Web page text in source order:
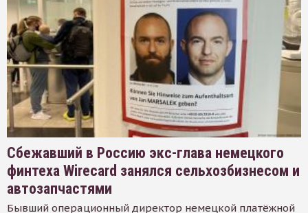
Сбежавший в Россию экс-глава немецкого
финтеха Wirecard занялся сельхозбизнесом и
автозапчастями
Бывший операционный директор немецкой платёжной